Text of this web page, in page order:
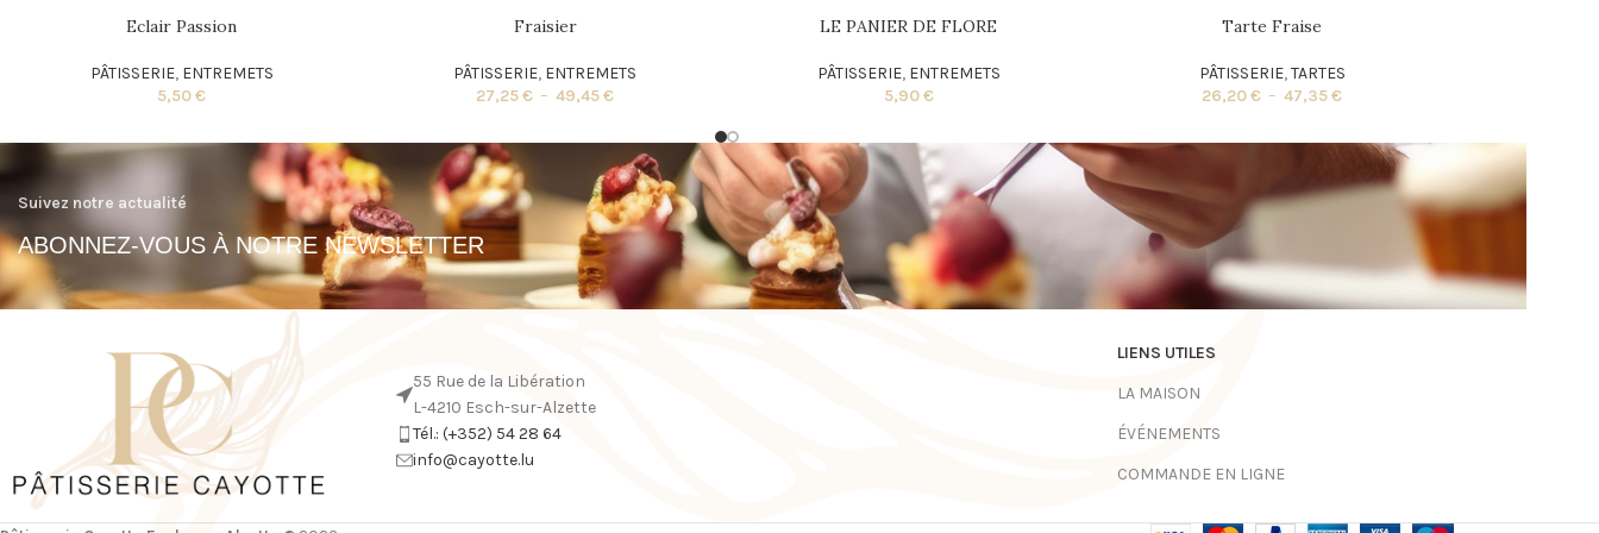
Eclair Passion
PÂTISSERIE, ENTREMETS
5,50€
Fraisier
PÂTISSERIE, ENTREMETS
27,25€ – 49,45€
LE PANIER DE FLORE
PÂTISSERIE, ENTREMETS
5,90€
Tarte Fraise
PÂTISSERIE,TARTES
26,20€ – 47,35€
Suivez notre actualité
ABONNEZ-VOUS À NOTRE NEWSLETTER
55 Rue de la Libération
L-4210 Esch-sur-Alzette
Tél.: (+352) 54 28 64
info@cayotte.lu
LIENS UTILES
LA MAISON
ÉVÉNEMENTS
COMMANDE EN LIGNE